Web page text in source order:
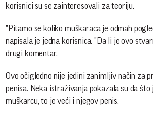
korisnici su se zainteresovali za teoriju.
"Pitamo se koliko muškaraca je odmah
napisala je jedna korisnica. "Da li je ovo
drugi komentar.
Ovo očigledno nije jedini zanimljiv način za
penisa. Neka istraživanja pokazala su da što
muškarcu, to je veći i njegov penis.